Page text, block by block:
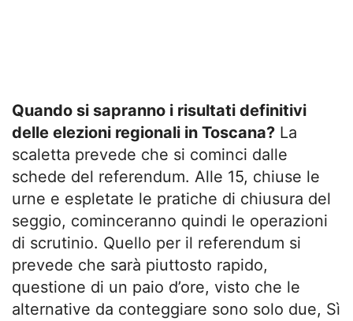
Quando si sapranno i risultati definitivi
delle elezioni regionali in Toscana? La
scaletta prevede che si cominci dalle
schede del referendum. Alle 15, chiuse le
urne e espletate le pratiche di chiusura del
seggio, cominceranno quindi le operazioni
di scrutinio. Quello per il referendum si
prevede che sarà piuttosto rapido,
questione di un paio d’ore, visto che le
alternative da conteggiare sono solo due, Sì